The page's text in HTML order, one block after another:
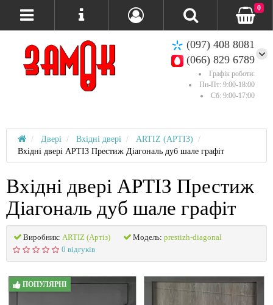
(097) 408 8081
(066) 829 6789
Графік роботи:
Пн-Пт: 9:00-18:00
Сб: 9:00-17:00
0
Двері Вхідні двері
ARTIZ (АРТІЗ)
Вхідні двері АРТІЗ Престиж Діагональ дуб шале графіт
Вхідні двері АРТІЗ Престиж
Діагональ дуб шале графіт
Виробник: ARTIZ (Артіз) Модель: prestizh-diagonal
0 відгуків
ПОПУЛЯРНІ